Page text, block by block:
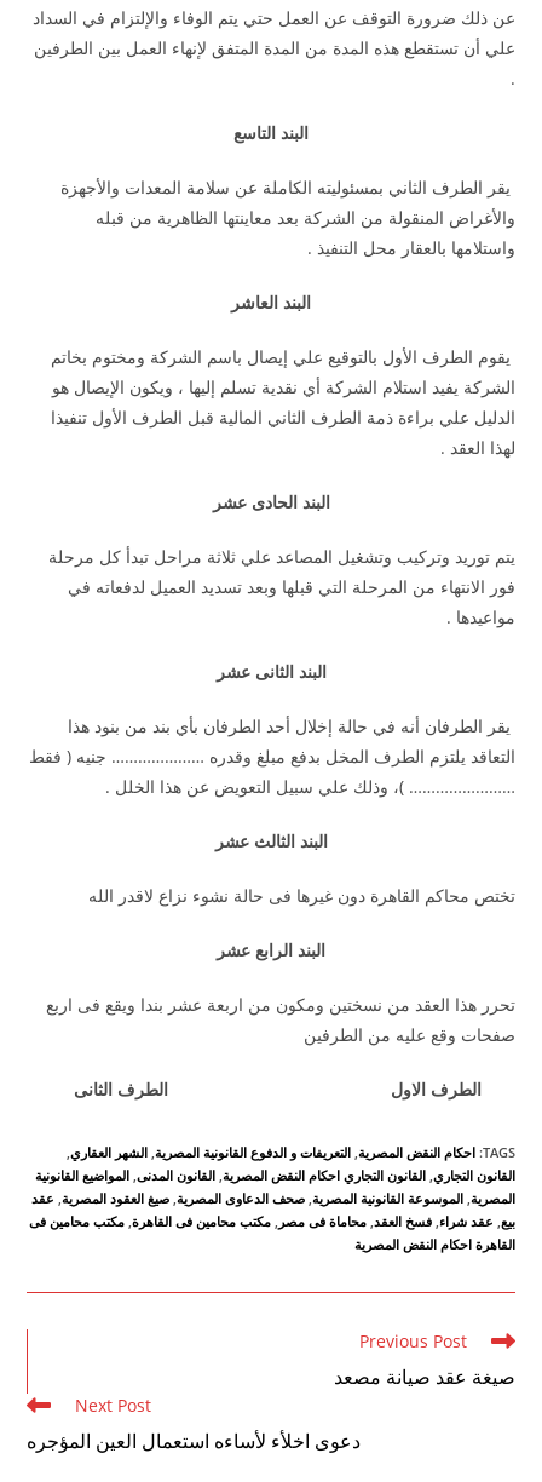
عن ذلك ضرورة التوقف عن العمل حتي يتم الوفاء والإلتزام في السداد
علي أن تستقطع هذه المدة من المدة المتفق لإنهاء العمل بين الطرفين
.
البند التاسع
يقر الطرف الثاني بمسئوليته الكاملة عن سلامة المعدات والأجهزة
والأغراض المنقولة من الشركة بعد معاينتها الظاهرية من قبله
واستلامها بالعقار محل التنفيذ .
البند العاشر
يقوم الطرف الأول بالتوقيع علي إيصال باسم الشركة ومختوم بخاتم
الشركة يفيد استلام الشركة أي نقدية تسلم إليها ، ويكون الإيصال هو
الدليل علي براءة ذمة الطرف الثاني المالية قبل الطرف الأول تنفيذا
لهذا العقد .
البند الحادى عشر
يتم توريد وتركيب وتشغيل المصاعد علي ثلاثة مراحل تبدأ كل مرحلة
فور الانتهاء من المرحلة التي قبلها وبعد تسديد العميل لدفعاته في
مواعيدها .
البند الثانى عشر
يقر الطرفان أنه في حالة إخلال أحد الطرفان بأي بند من بنود هذا
التعاقد يلتزم الطرف المخل بدفع مبلغ وقدره ………………… جنيه ( فقط
…………………… )، وذلك علي سبيل التعويض عن هذا الخلل .
البند الثالث عشر
تختص محاكم القاهرة دون غيرها فى حالة نشوء نزاع لاقدر الله
البند الرابع عشر
تحرر هذا العقد من نسختين ومكون من اربعة عشر بندا ويقع فى اربع
صفحات وقع عليه من الطرفين
الطرف الاول الطرف الثانى
TAGS
:احكام النقض المصرية, التعريفات و الدفوع القانونية المصرية, الشهر العقاري,
القانون التجاري, القانون التجاري احكام النقض المصرية, القانون المدنى, المواضيع القانونية
المصرية, الموسوعة القانونية المصرية, صحف الدعاوى المصرية, صيغ العقود المصرية, عقد
بيع, عقد شراء, فسخ العقد, محاماة فى مصر , مكتب محامين فى القاهرة, مكتب محامين فى
القاهرة احكام النقض المصرية
Read
articles
Previous Post
صيغة عقد صيانة مصعد
Next Post
دعوى اخلأء لأساءه استعمال العين المؤجره